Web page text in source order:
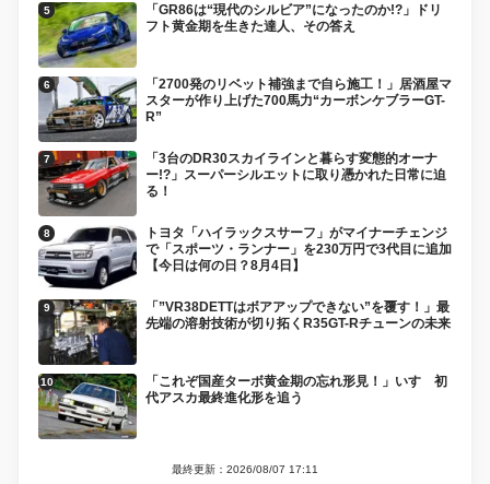
「GR86は“現代のシルビア”になったのか!?」ドリ
フト黄金期を生きた達人、その答え
「2700発のリベット補強まで自ら施工！」居酒屋マ
スターが作り上げた700馬力“カーボンケブラーGT-
R”
「3台のDR30スカイラインと暮らす変態的オーナ
ー!?」スーパーシルエットに取り憑かれた日常に迫
る！
トヨタ「ハイラックスサーフ」がマイナーチェンジ
で「スポーツ・ランナー」を230万円で3代目に追加
【今日は何の日？8月4日】
「”VR38DETTはボアアップできない”を覆す！」最
先端の溶射技術が切り拓くR35GT-Rチューンの未来
「これぞ国産ターボ黄金期の忘れ形見！」いすゞ初
代アスカ最終進化形を追う
最終更新：2026/08/07 17:11